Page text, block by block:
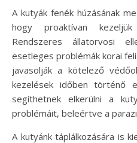
A kutyák fenék húzásának
hogy proaktívan
Rendszeres állatorvosi
esetleges problémák korai
javasolják a kötelező
kezelések időben történő
segíthetnek elkerülni a
problémáit, beleértve a
A kutyánk táplálkozására is